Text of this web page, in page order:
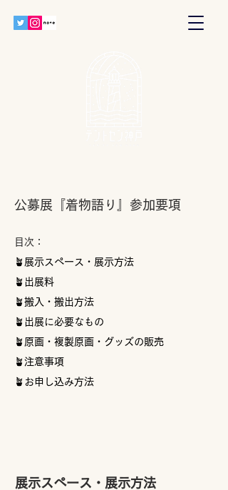
​公募展『着物語り』参加要項
​目次：
🪴展示スペース・展示方法
🪴 出展料
🪴搬入・搬出方法
🪴出展に必要なもの
🪴原画・複製原画・グッズの販売
🪴注意事項
🪴お申し込み方法
展示スペース・展示方法